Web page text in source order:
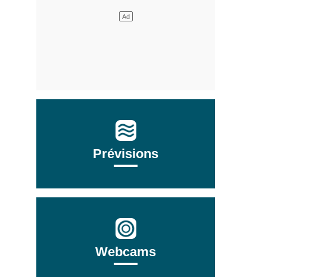
Prévisions
Webcams